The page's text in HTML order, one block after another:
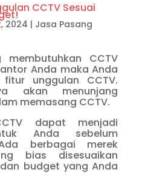
CCTV Sesuai
2024 | Jasa Pasang
CCTV
Anda maka Anda
unggulan CCTV.
akan menunjang
memasang CCTV.
dapat menjadi
Anda sebelum
berbagai merek
bias disesuaikan
budget yang Anda